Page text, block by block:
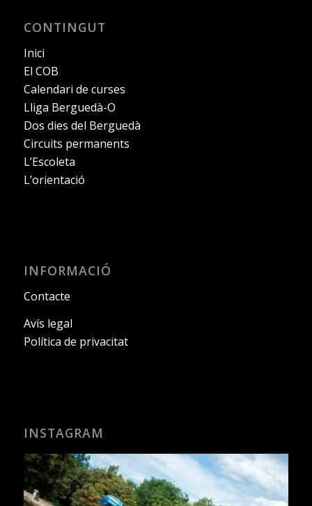
CONTINGUT
Inici
El COB
Calendari de curses
Lliga Berguedà-O
Dos dies del Berguedà
Circuits permanents
L’Escoleta
L’orientació
INFORMACIÓ
Contacte
Avís legal
Política de privacitat
INSTAGRAM